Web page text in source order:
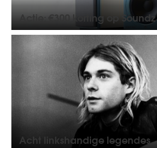
Actie: €300 korting op
Acht linkshandige legendes